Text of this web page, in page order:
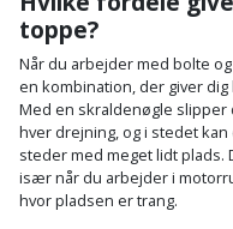
Vinkelslibertilbehør
toppe?
Når du arbejder med bolte
en kombination, der giver
Med en skraldenøgle slipper
hver drejning, og i stedet
steder med meget lidt plads.
især når du arbejder i
hvor pladsen er trang.